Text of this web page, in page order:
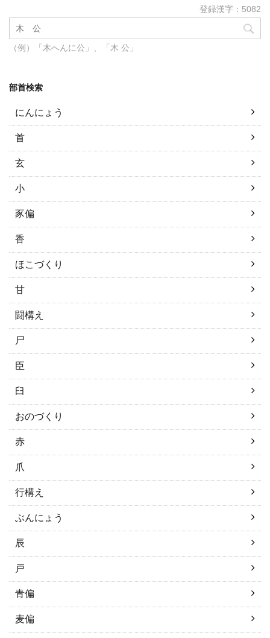
登録漢字：5082
（例）「木へんに公」、「木 公」
部首検索
にんにょう
首
玄
小
豕偏
香
ほこづくり
甘
闘構え
尸
臣
臼
おのづくり
赤
爪
行構え
ぶんにょう
辰
戸
青偏
麦偏